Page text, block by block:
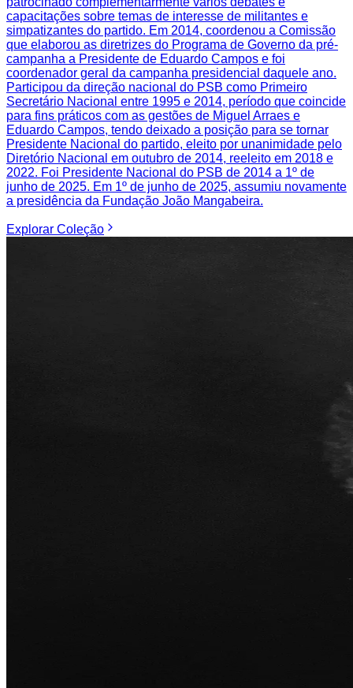
capacitações sobre temas de interesse de militantes e
simpatizantes do partido. Em 2014, coordenou a Comissão
que elaborou as diretrizes do Programa de Governo da pré-
campanha a Presidente de Eduardo Campos e foi
coordenador geral da campanha presidencial daquele ano.
Participou da direção nacional do PSB como Primeiro
Secretário Nacional entre 1995 e 2014, período que coincide
para fins práticos com as gestões de Miguel Arraes e
Eduardo Campos, tendo deixado a posição para se tornar
Presidente Nacional do partido, eleito por unanimidade pelo
Diretório Nacional em outubro de 2014, reeleito em 2018 e
2022. Foi Presidente Nacional do PSB de 2014 a 1º de
junho de 2025. Em 1º de junho de 2025, assumiu novamente
a presidência da Fundação João Mangabeira.
Explorar Coleção